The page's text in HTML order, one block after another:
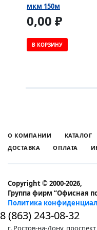
мкм 150м
0,00 ₽
В КОРЗИНУ
О КОМПАНИИ КАТАЛОГ
ДОСТАВКА
ОПЛАТА
Copyright © 2000-2026,
Группа фирм “Офисная
Политика
8 (863) 243-08-32
г. Ростов-на-Дону,